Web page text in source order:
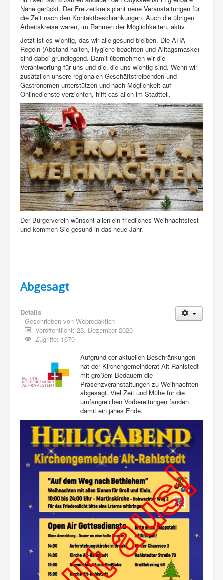
Nähe gerückt. Der Freizeitkreis plant neue Veranstaltungen für
die Zeit nach den Kontaktbeschränkungen. Auch die übrigen
Arbeitskreise waren, im Rahmen der Möglichkeiten, aktiv.
Jetzt ist es wichtig, das wir alle gesund bleiben. Die AHA-
Regeln (Abstand halten, Hygiene beachten und Alltagsmaske)
sind dabei grundlegend. Damit übernehmen wir die
Verantwortung für uns und die, die uns wichtig sind. Wenn wir
zusätzlich unsere regionalen Geschäftstreibenden und
Gastronomen unterstützen und nach Möglichkeit auf
Onlinedienste verzichten, hilft das allen im Stadtteil.
Der Bürgerverein wünscht allen ein friedliches Weihnachtsfest
und kommen Sie gesund in das neue Jahr.
Abgesagt
Details
Geschrieben von Webredaktion
Veröffentlicht: 23. Dezember 2020
Zugriffe: 1670
Aufgrund der aktuellen Beschränkungen
hat der Kirchengemeinderat Alt-Rahlstedt
mit großem Bedauern die
Präsenzveranstaltungen zu Weihnachten
abgesagt. Viel Zeit und Mühe für die
umfangreichen Vorbereitungen fanden
damit ein jähes Ende.